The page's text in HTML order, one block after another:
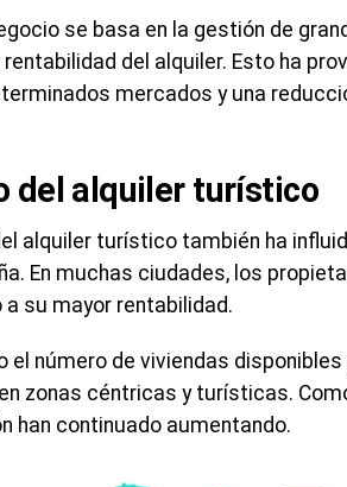
se basa en la gestión de
del alquiler. Esto ha
mercados y una
del alquiler turístico
alquiler turístico también ha
En muchas ciudades, los
su mayor rentabilidad.
el número de viviendas
zonas céntricas y turísticas.
han continuado aumentando.